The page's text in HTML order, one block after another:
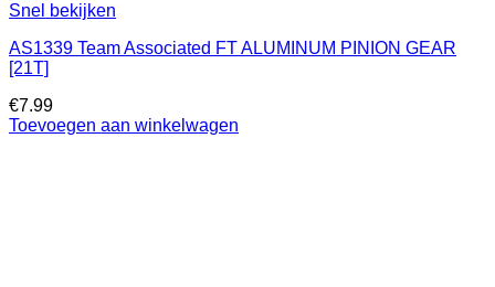
Snel bekijken
AS1339 Team Associated FT ALUMINUM PINION GEAR
[21T]
€7.99
Toevoegen aan winkelwagen